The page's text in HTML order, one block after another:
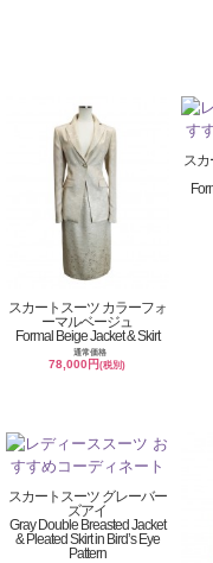
スカートスーツ カラーフォ
ーマルベージュ
Formal Beige Jacket & Skirt
通常価格
78,000円(税別)
スカ
スカートスーツ グレーバー
ズアイ
Gray Double Breasted Jacket
& Pleated Skirt in Bird’s Eye
Pattern